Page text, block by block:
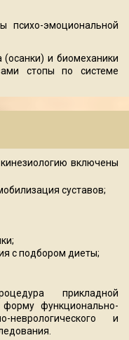
психо-эмоциональной
(осанки) и биомеханики
стопы по системе
включены
суставов;
с подбором диеты;
прикладной
форму функционально-
неврологического и